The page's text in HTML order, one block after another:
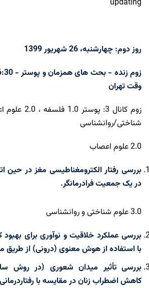
updating
روز دوم: چهارشنبه، 26 شهریور 1399
وقت تهران
شناختی/روانشناسی
2.0 علوم اعصاب
بررسی رفتار الکترومغناطیسی مغز در حین
در یک جمعیت فرادرمانگر.
3.0 علوم شناختی و روانشناسی
بررسی عملکرد خلاقیت و نوآوری برای بهبود
با استفاده از هوش معنوی (درونی) از طریق
بررسی تأثیر میدان شعوری (در روش
کاهش اضطراب زنان در مقایسه با